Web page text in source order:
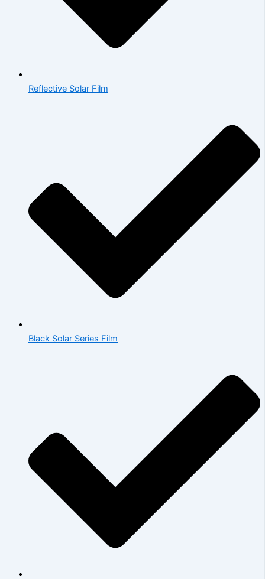
Reflective Solar Film
Black Solar Series Film